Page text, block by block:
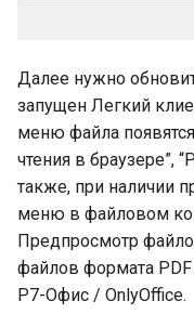
Далее нужно
запущен Легкий
меню файла
чтения в браузере”,
также, при наличии
меню в файловом
Предпросмотр
файлов формата
Р7-Офис / OnlyOffice.